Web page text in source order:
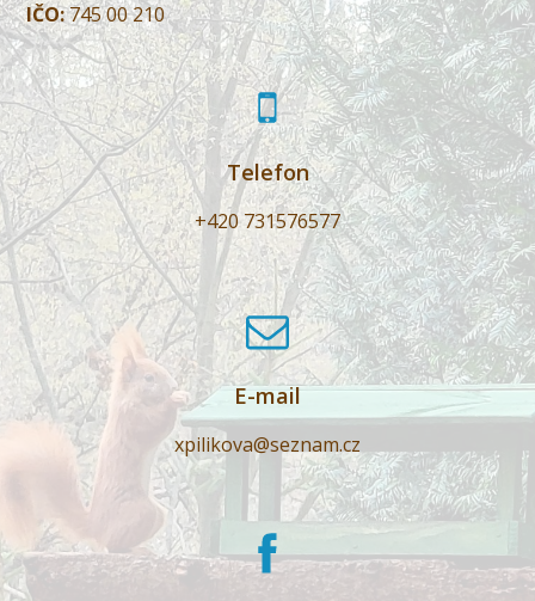
IČO:745 00 210
Telefon
+420 731576577
E-mail
xpilikova@seznam.cz